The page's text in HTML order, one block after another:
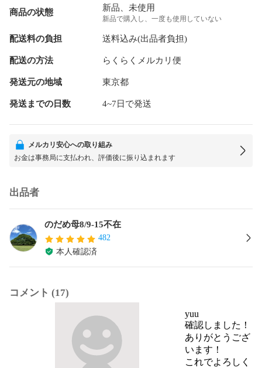
商品の状態 新品、未使用
新品で購入し、一度も使用していない
配送料の負担 送料込み(出品者負担)
配送の方法 らくらくメルカリ便
発送元の地域 東京都
発送までの日数 4~7日で発送
メルカリ安心への取り組み
お金は事務局に支払われ、評価後に振り込まれます
出品者
のだめ母8/9-15不在
482
本人確認済
コメント (17)
yuu
確認しました！
ありがとうござ
います！
これでよろしく